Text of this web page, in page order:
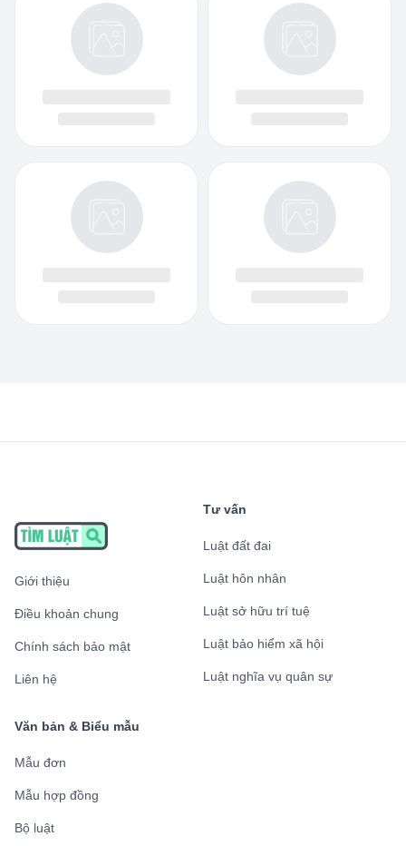
Giới thiệu
Điều khoản chung
Chính sách bảo mật
Liên hệ
Tư vấn
Luật đất đai
Luật hôn nhân
Luật sở hữu trí tuệ
Luật bảo hiểm xã hội
Luật nghĩa vụ quân sự
Văn bản & Biểu mẫu
Mẫu đơn
Mẫu hợp đồng
Bộ luật